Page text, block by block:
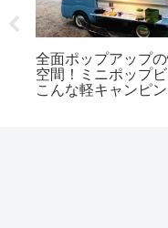
全面ポップアップ
空間！ミニポップ
こんな軽キャンピ